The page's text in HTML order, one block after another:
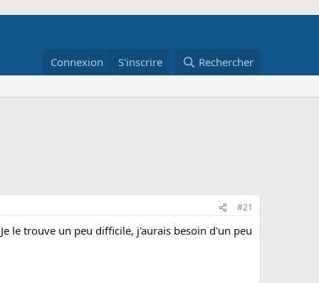
Connexion S'inscrire Rechercher
#21
le trouve un peu difficile, j'aurais besoin d'un peu